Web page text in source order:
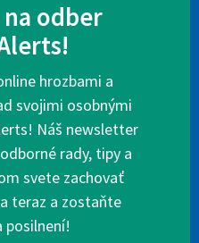
odber
hrozbami a
svojimi osobnými
Náš newsletter
rady, tipy a
svete zachovať
teraz a zostaňte
posilnení!